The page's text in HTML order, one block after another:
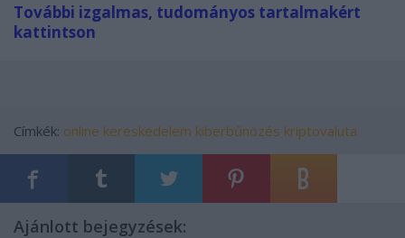
További izgalmas, tudományos tartalmakért
kattintson
Címkék: online kereskedelem kiberbűnözés kriptovaluta
Ajánlott bejegyzések: